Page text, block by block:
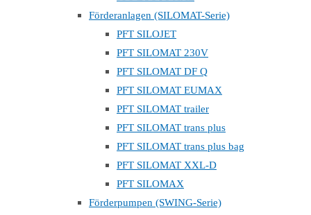
Förderanlagen (SILOMAT-Serie)
PFT SILOJET
PFT SILOMAT 230V
PFT SILOMAT DF Q
PFT SILOMAT EUMAX
PFT SILOMAT trailer
PFT SILOMAT trans plus
PFT SILOMAT trans plus bag
PFT SILOMAT XXL-D
PFT SILOMAX
Förderpumpen (SWING-Serie)